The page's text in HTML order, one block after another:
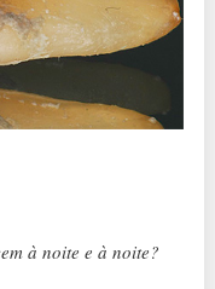
à noite e à noite?